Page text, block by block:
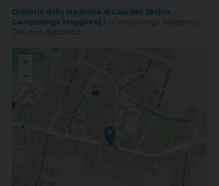
Oratorio della Madonna di Lourdes (Bojon,
Campolongo Maggiore) ( - Campolongo Maggiore)
Dati non disponibili
Bojon S. Nicola
+
−